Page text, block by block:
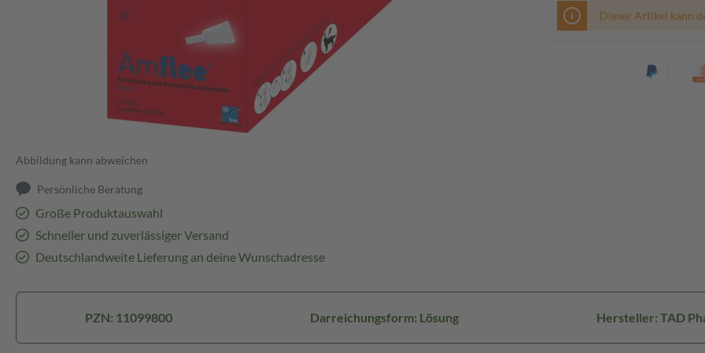
Abbildung kann abweichen
Persönliche Beratung
Große Produktauswahl
Schneller und zuverlässiger Versand
Deutschlandweite Lieferung an deine Wunschadresse
Dieser Artikel kann
PZN: 11099800 Darreichungsform: Lösung Hersteller: TAD